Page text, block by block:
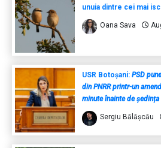
unuia dintre cei mai
Oana Sava
USR Botoșani: PSD
din PNRR printr-un
minute înainte de
Sergiu Bălășcău